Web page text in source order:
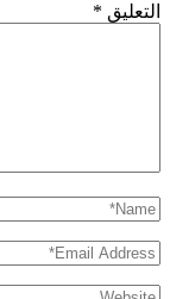
التعليق *